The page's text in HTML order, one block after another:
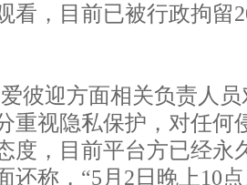
看，目前已被行政拘留
彼迎方面相关负责人
重视隐私保护，对任何
度，目前平台方已经永
还称，“5月2日晚上10